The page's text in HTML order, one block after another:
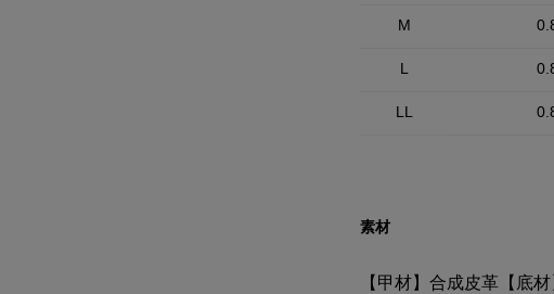
M
L
LL
素材
【甲材】合成皮革【底